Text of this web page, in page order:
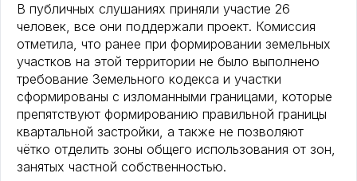
В публичных слушаниях приняли участие 26
человек, все они поддержали проект. Комиссия
отметила, что ранее при формировании земельных
участков на этой территории не было выполнено
требование Земельного кодекса и участки
сформированы с изломанными границами, которые
препятствуют формированию правильной границы
квартальной застройки, а также не позволяют
чётко отделить зоны общего использования от зон,
занятых частной собственностью.